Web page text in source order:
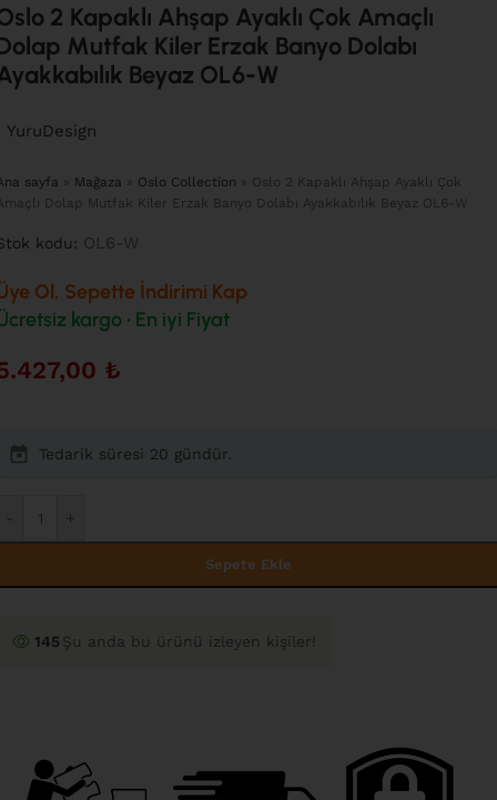
2 Kapaklı Ahşap Ayaklı Çok Amaçlı
Mutfak Kiler Erzak Banyo Dolabı
Beyaz OL6-W
YuruDesign
sayfa » Mağaza » Oslo Collection » Oslo 2 Kapaklı Ahşap Ayaklı Çok
Dolap Mutfak Kiler Erzak Banyo Dolabı Ayakkabılık Beyaz OL6-W
kodu: OL6-W
Ol, Sepette İndirimi Kap
kargo • En iyi Fiyat
₺
Tedarik süresi 20 gündür.
+
Sepete Ekle
148 Şu anda bu ürünü izleyen kişiler!